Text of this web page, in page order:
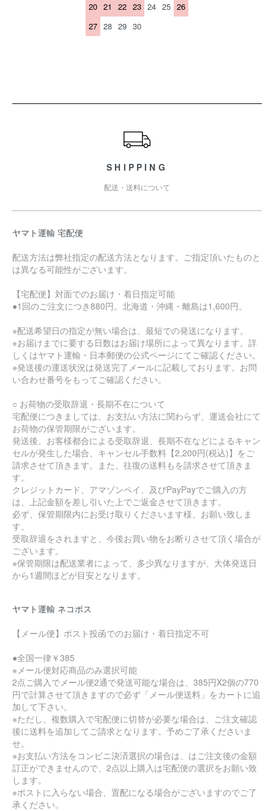
20 21 22 23 24 25 26
27 28 29 30
SHIPPING
配送・送料について
ヤマト運輸 宅配便
配送方法は弊社指定の配送方法となります。ご指定頂いたものと
は異なる可能性がございます。
【宅配便】対面でのお届け・着日指定可能
●1回のご注文につき880円。北海道・沖縄・離島は1,600円。
※配送希望日の指定が無い場合は、最短での発送になります。
※お届けまでに要する日数はお届け場所によって異なります。詳
しくはヤマト運輸・日本郵便の公式ページにてご確認ください。
※発送後の運送状況は発送完了メールに記載しております。お問
い合わせ番号をもってご確認ください。
○ お荷物の受取辞退・長期不在について
宅配便につきましては、お支払い方法に関わらず、運送会社にて
お荷物の保管期限がございます。
発送後、お客様都合による受取辞退、長期不在などによるキャン
セルが発生した場合、キャンセル手数料【2,200円(税込)】をご
請求させて頂きます。また、往復の送料もを請求させて頂きま
す。
クレジットカード、アマゾンペイ、及びPayPayでご購入の方
は、上記金額を差し引いた上でご返金させて頂きます。
必ず、保管期限内にお受け取りくださいます様、お願い致しま
す。
受取辞退をされますと、今後お買い物をお断りさせて頂く場合が
ございます。
※保管期限は配送業者によって、多少異なりますが、大体発送日
から1週間ほどが目安となります。
ヤマト運輸 ネコポス
【メール便】ポスト投函でのお届け・着日指定不可
●全国一律￥385
※メール便対応商品のみ選択可能
2点ご購入でメール便2通で発送可能な場合は、385円X2個の770
円で計算させて頂きますので必ず「メール便送料」をカートに追
加して下さい。
※ただし、複数購入で宅配便に切替が必要な場合は、ご注文確認
後に送料を追加してご請求となります。予めご了承くださいま
せ。
※お支払い方法をコンビニ決済選択の場合は、はご注文後の金額
訂正ができませんので、2点以上購入は宅配便の選択をお願い致
します。
※ポストに入らない場合、置配になる場合がございますのでご了
承ください。